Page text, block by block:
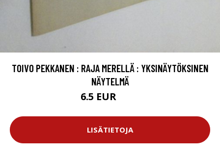
TOIVO PEKKANEN : RAJA MERELLÄ : YKSINÄYTÖKSINEN
NÄYTELMÄ
6.5 EUR
LISÄTIETOJA